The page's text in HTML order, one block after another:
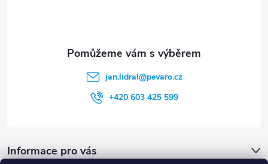
Informace pro vás
jan.lidral@pevaro.cz
+420 603 425 599